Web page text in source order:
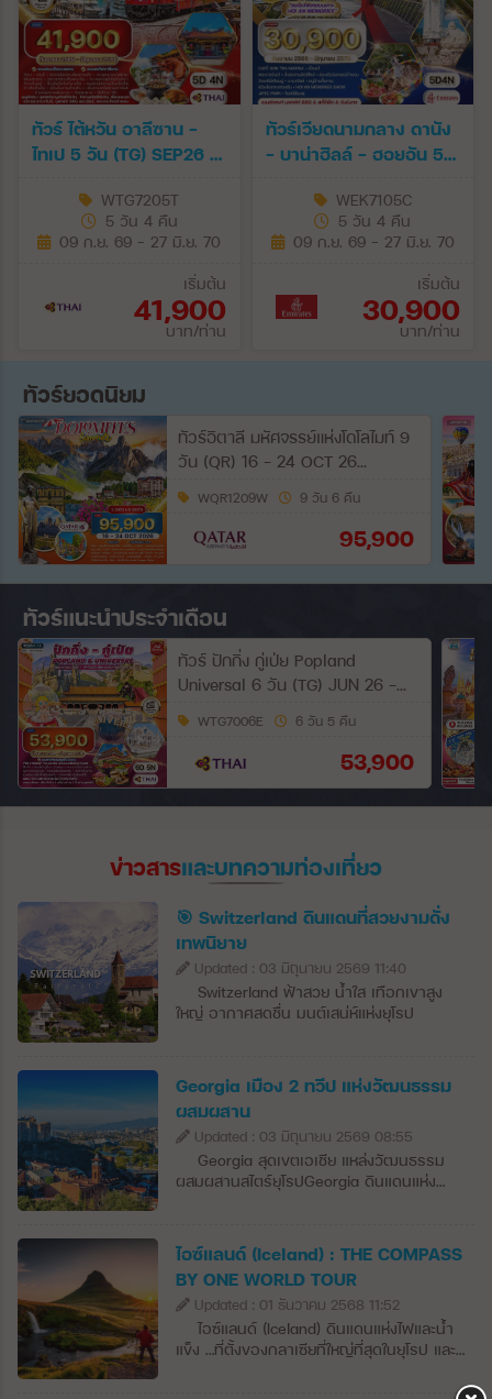
ทัวร์ ไต้หวัน อาลีซาน -
ไทเป 5 วัน (TG) SEP26 -
WTG7205T
5 วัน 4 คืน
09 ก.ย. 69 - 27 มิ.ย. 70
เริ่มต้น
41,900
บาท/ท่าน
ทัวร์เวียดนามกลาง ดานัง
- บาน่าฮิลล์ - ฮอยอัน 5
WEK7105C
5 วัน 4 คืน
09 ก.ย. 69 - 27 มิ.ย. 70
เริ่มต้น
30,900
บาท/ท่าน
ทัวร์ยอดนิยม
ทัวร์อิตาลี มหัศจรรย์แห่งโดโลไมท์ 9
วัน (QR) 16 - 24 OCT 26
WQR1209W 9 วัน 6 คืน
95,900
ทัวร์แนะนำประจำเดือน
ทัวร์ ปักกิ่ง กู่เป่ย Popland
Universal 6 วัน (TG) JUN 26 -
WTG7006E 6 วัน 5 คืน
53,900
ข่าวสารและบทความท่องเที่ยว
🎯 Switzerland ดินแดนที่สวยงามดั่ง
เทพนิยาย
Updated : 03 มิถุนายน 2569 11:40
Switzerland ฟ้าสวย น้ำใส เทือกเขาสูง
ใหญ่ อากาศสดชื่น มนต์เสน่ห์แห่งยุโรป
Georgia เมือง 2 ทวีป แห่งวัฒนธรรม
ผสมผสาน
Updated : 03 มิถุนายน 2569 08:55
Georgia สุดเขตเอเชีย แหล่งวัฒนธรรม
ผสมผสานสไตร์ยุโรปGeorgia ดินแดนแห่ง
ศตวรรษตั้งกระจายอยู่เหนือภูเขาสูงตระหง่าน
อันสวยงาม ในช่วงไม่กี่ปีที่ผ่านมา ทบิลิซีได้
กลายเป็นหนึ่งในเมืองที่เจ๋งที่สุดในยุโรป ด้วยผับ
บาร์ที่กำลังเติบโต ร้านอาหารระดับโลก และไวน์
ธรรมชาติที่คัดสรรมาอย่างดี ซึ่งทำให้ที่นี่เป็น
จุดที่ฮิปที่สุดในภูมิภาคได้อย่าง
ไอซ์แลนด์ (Iceland) : THE COMPASS
BY ONE WORLD TOUR
Updated : 01 ธันวาคม 2568 11:52
ไอซ์แลนด์ (Iceland) ดินแดนแห่งไฟและน้ำ
แข็ง …ที่ตั้งของกลาเซียที่ใหญ่ที่สุดในยุโรป และ